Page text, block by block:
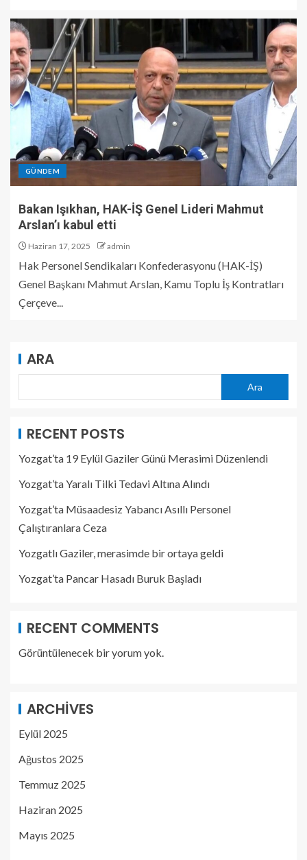
GÜNDEM
Bakan Işıkhan, HAK-İŞ Genel Lideri Mahmut
Arslan’ı kabul etti
Haziran 17, 2025 admin
Hak Personel Sendikaları Konfederasyonu (HAK-İŞ)
Genel Başkanı Mahmut Arslan, Kamu Toplu İş Kontratları
Çerçeve...
ARA
Ara
RECENT POSTS
Yozgat’ta 19 Eylül Gaziler Günü Merasimi Düzenlendi
Yozgat’ta Yaralı Tilki Tedavi Altına Alındı
Yozgat’ta Müsaadesiz Yabancı Asıllı Personel
Çalıştıranlara Ceza
Yozgatlı Gaziler, merasimde bir ortaya geldi
Yozgat’ta Pancar Hasadı Buruk Başladı
RECENT COMMENTS
Görüntülenecek bir yorum yok.
ARCHIVES
Eylül 2025
Ağustos 2025
Temmuz 2025
Haziran 2025
Mayıs 2025